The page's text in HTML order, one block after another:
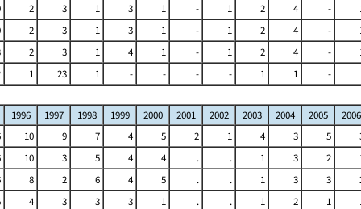
2 3 1 3 1 - 1 2 4 -
2 3 1 3 1 - 1 2 4 -
2 3 1 4 1 - 1 2 4 -
1 23 1 - - - - 1 1
-
1996 1997 1998 1999 2000 2001 2002 2003 2004 2005
2006
10 9 7 4 5 2 1 4 3 5
10 3 5 4 4 . . 1 3 2
8 2 6 4 5 . . 1 3 3
4 3 3 3 1 . . 1 2 1